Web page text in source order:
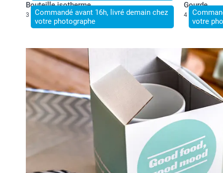
Commandé avant 16h, livré demain chez
votre photographe
Bouteille isotherme
3 variantes
votre
Gourde
4 variantes